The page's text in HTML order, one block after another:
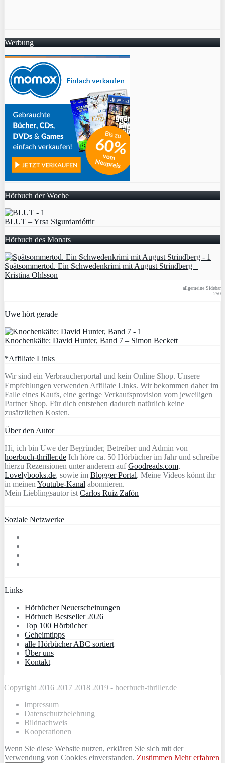
Werbung
Hörbuch der Woche
BLUT – Yrsa Sigurdardóttir
Hörbuch des Monats
Spätsommertod. Ein Schwedenkrimi mit August Strindberg –
Kristina Ohlsson
allgemeine Sidebar
250
Uwe hört gerade
Knochenkälte: David Hunter, Band 7 – Simon Beckett
*Affiliate Links
Wir sind ein Verbraucherportal und kein Online Shop. Unsere
Empfehlungen verwenden Affiliate Links. Wir bekommen daher im
Falle eines Kaufs, eine geringe Verkaufsprovision vom jeweiligen
Partner Shop. Für dich entstehen dadurch natürlich keine
zusätzlichen Kosten.
Über den Autor
Hi, ich bin Uwe der Begründer, Betreiber und Admin von
hoerbuch-thriller.de Ich höre ca. 50 Hörbücher im Jahr und schreibe
hierzu Rezensionen unter anderem aufGoodreads.com,
Lovelybooks.de, sowie im Blogger Portal. Meine Videos könnt ihr
in meinen Youtube-Kanal abonnieren.
Mein Lieblingsautor ist Carlos Ruiz Zafón
Soziale Netzwerke
Links
Hörbücher Neuerscheinungen
Hörbuch Bestseller 2026
Top 100 Hörbücher
Geheimtipps
alle Hörbücher ABC sortiert
Über uns
Kontakt
Copyright 2016 2017 2018 2019 - hoerbuch-thriller.de
Impressum
Datenschutzbelehrung
Bildnachweis
Kooperationen
Wenn Sie diese Website nutzen, erklären Sie sich mit der
Verwendung von Cookies einverstanden. Zustimmen Mehr erfahren